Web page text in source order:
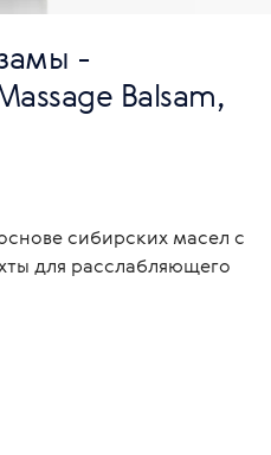
-
Balsam,
сибирских масел с
для расслабляющего